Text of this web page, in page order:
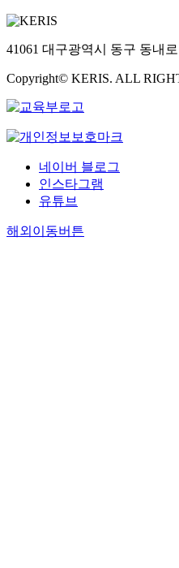
41061 대구광역시 동구 동내
Copyright© KERIS. ALL
네이버 블로그
인스타그램
유튜브
해외이동버튼